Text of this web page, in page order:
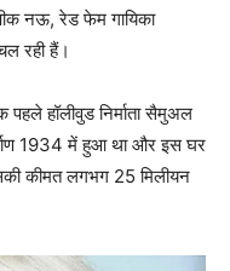
नऊ, रेड फेम गायिका
रही हैं।
हॉलीवुड निर्माता सैमुअल
1934 में हुआ था और इस घर
कीमत लगभग 25 मिलीयन